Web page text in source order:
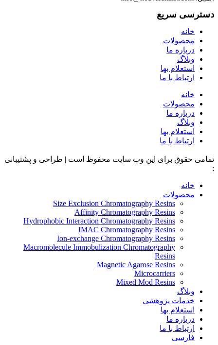
دسترسی سریع
خانه
محصولات
درباره ما
وبلاگ
استعلام بها
ارتباط با ما
خانه
محصولات
درباره ما
وبلاگ
استعلام بها
ارتباط با ما
تمامی حقوق برای این وب سایت محفوظ است | طراحی و پشتیبانی
:
خانه
محصولات
Size Exclusion Chromatography Resins
Affinity Chromatography Resins
Hydrophobic Interaction Chromatography Resins
IMAC Chromatography Resins
Ion-exchange Chromatography Resins
Macromolecule Immobulization Chromatography
Resins
Magnetic Agarose Resins
Microcarriers
Mixed Mod Resins
وبلاگ
خدمات پژوهشی
استعلام بها
درباره ما
ارتباط با ما
فارسی